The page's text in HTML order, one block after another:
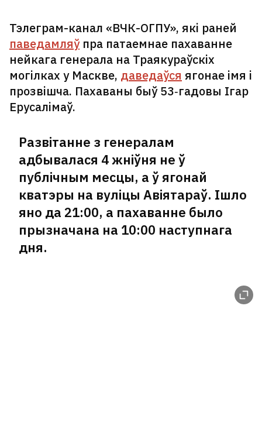
Тэлеграм-канал «ВЧК-ОГПУ», які раней
паведамляўпра патаемнае пахаванне
нейкага генерала на Траякураўскіх
могілках у Маскве, даведаўся ягонае імя і
прозвішча. Пахаваны быў 53‑гадовы Ігар
Ерусалімаў.
Развітанне з генералам
адбывалася 4 жніўня не ў
публічным месцы, а ў ягонай
кватэры на вуліцы Авіятараў. Ішло
яно да 21:00, а пахаванне было
прызначана на 10:00 наступнага
дня.